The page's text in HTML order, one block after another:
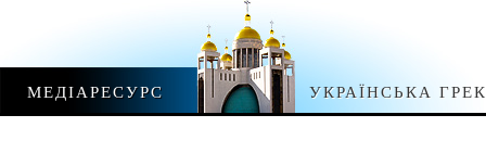
МЕДІАРЕСУРС УКРАЇНСЬКА